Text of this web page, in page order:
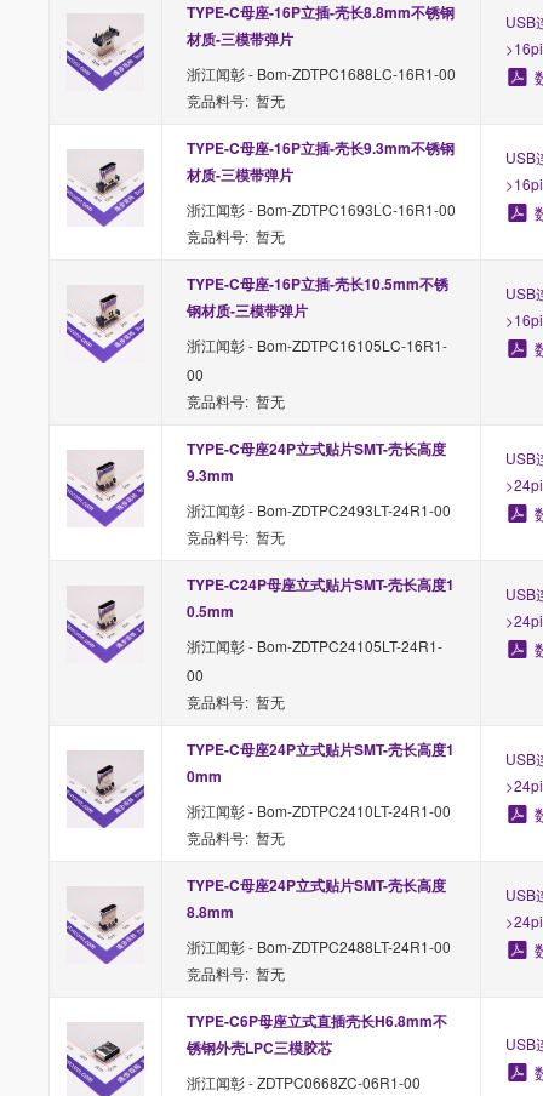
TYPE-C母座-16P立插-壳长8.8mm不锈钢
材质-三模带弹片
浙江闻彰 - Bom-ZDTPC1688LC-16R1-00
竞品料号: 暂无
USB
TYPE-C母座-16P立插-壳长9.3mm不锈钢
材质-三模带弹片
浙江闻彰 - Bom-ZDTPC1693LC-16R1-00
竞品料号: 暂无
USB
TYPE-C母座-16P立插-壳长10.5mm不锈
钢材质-三模带弹片
浙江闻彰 - Bom-ZDTPC16105LC-16R1-
00
竞品料号: 暂无
USB
TYPE-C母座24P立式贴片SMT-壳长高度
9.3mm
浙江闻彰 - Bom-ZDTPC2493LT-24R1-00
竞品料号: 暂无
USB
TYPE-C24P母座立式贴片SMT-壳长高度1
0.5mm
浙江闻彰 - Bom-ZDTPC24105LT-24R1-
00
竞品料号: 暂无
USB
TYPE-C母座24P立式贴片SMT-壳长高度1
0mm
浙江闻彰 - Bom-ZDTPC2410LT-24R1-00
竞品料号: 暂无
USB
TYPE-C母座24P立式贴片SMT-壳长高度
8.8mm
浙江闻彰 - Bom-ZDTPC2488LT-24R1-00
竞品料号: 暂无
USB
TYPE-C6P母座立式直插壳长H6.8mm不
锈钢外壳LPC三模胶芯
浙江闻彰 - ZDTPC0668ZC-06R1-00
USB